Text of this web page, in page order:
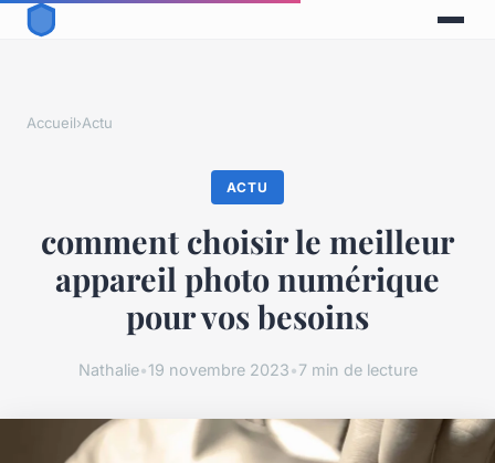
Accueil›Actu
ACTU
comment choisir le meilleur
appareil photo numérique
pour vos besoins
Nathalie•19 novembre 2023•7 min de lecture